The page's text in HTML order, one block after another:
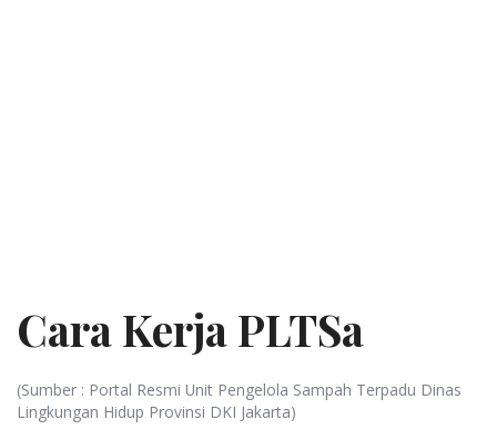
Cara Kerja PLTSa
(Sumber : Portal Resmi Unit Pengelola Sampah Terpadu Dinas
Lingkungan Hidup Provinsi DKI Jakarta)